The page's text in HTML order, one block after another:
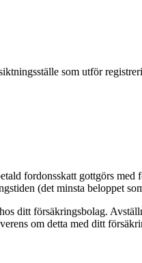
som utför
fordonsskatt gottgörs
(det minsta beloppet
ditt försäkringsbolag.
om detta med ditt